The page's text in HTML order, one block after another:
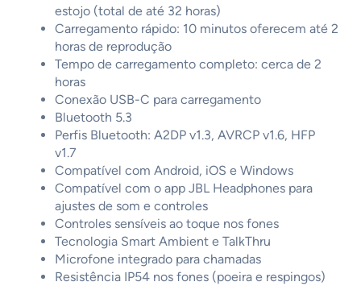
estojo (total de até 32 horas)
Carregamento rápido: 10 minutos oferecem até 2
horas de reprodução
Tempo de carregamento completo: cerca de 2
horas
Conexão USB-C para carregamento
Bluetooth 5.3
Perfis Bluetooth: A2DP v1.3, AVRCP v1.6, HFP
v1.7
Compatível com Android, iOS e Windows
Compatível com o app JBL Headphones para
ajustes de som e controles
Controles sensíveis ao toque nos fones
Tecnologia Smart Ambient e TalkThru
Microfone integrado para chamadas
Resistência IP54 nos fones (poeira e respingos)